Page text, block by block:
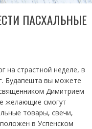
ПАСХАЛЬНЫЕ
на страстной неделе, в
Будапешта вы можете
Димитрием
желающие смогут
товары, свечи,
в Успенском